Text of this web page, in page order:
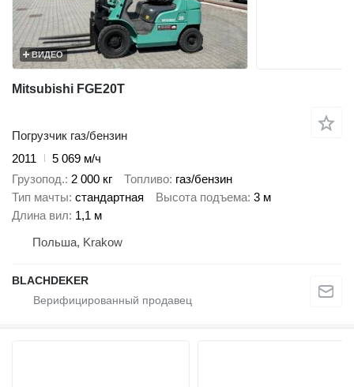
ВИДЕО
Mitsubishi FGE20T
Погрузчик газ/бензин
2011
5 069 м/ч
Грузопод. 2 000 кг Топливо газ/бензин
Тип мачты стандартная Высота подъема 3 м
Длина вил 1,1 м
Польша, Krakow
BLACHDEKER